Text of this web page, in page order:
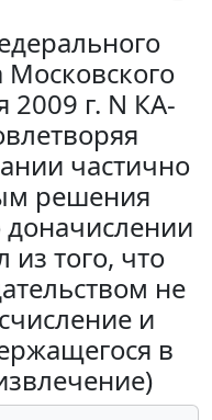
Московского
2009 г. N КА-
частично
решения
доначислении
того, что
не
и
в